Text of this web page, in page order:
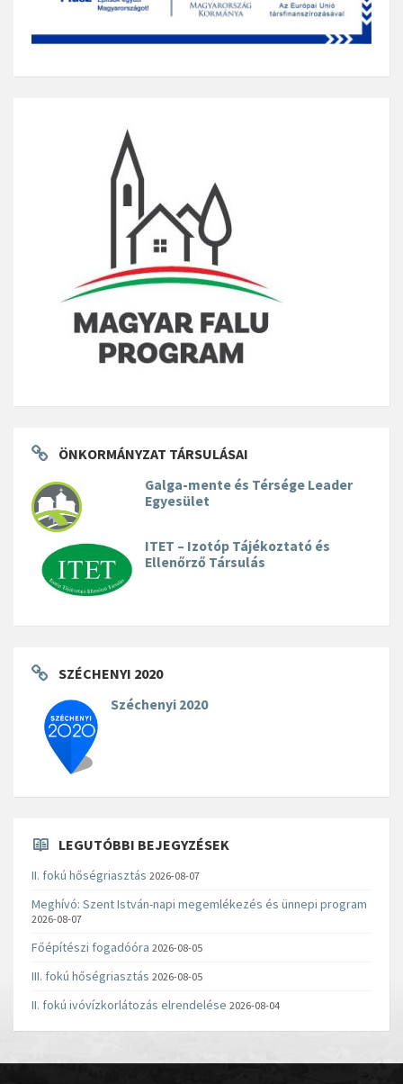
ÖNKORMÁNYZAT TÁRSULÁSAI
Galga-mente és Térsége Leader
Egyesület
ITET – Izotóp Tájékoztató és
Ellenőrző Társulás
SZÉCHENYI 2020
Széchenyi 2020
LEGUTÓBBI BEJEGYZÉSEK
II. fokú hőségriasztás 2026-08-07
Meghívó: Szent István-napi megemlékezés és ünnepi program
2026-08-07
Főépítészi fogadóóra 2026-08-05
III. fokú hőségriasztás 2026-08-05
II. fokú ivóvízkorlátozás elrendelése 2026-08-04